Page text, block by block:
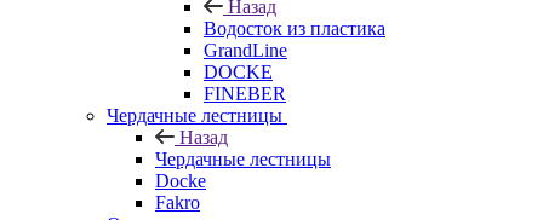
Назад
Водосток из пластика
GrandLine
DOCKE
FINEBER
Чердачные лестницы
Назад
Чердачные лестницы
Docke
Fakro